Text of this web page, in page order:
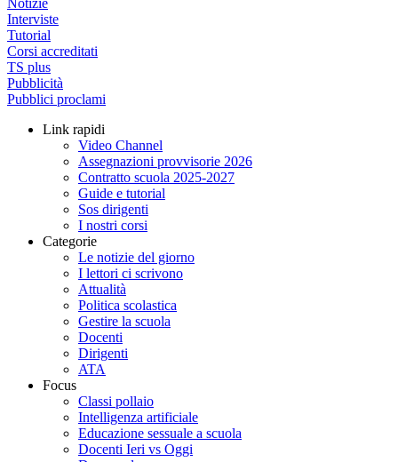
Notizie
Interviste
Tutorial
Corsi accreditati
TS plus
Pubblicità
Pubblici proclami
Link rapidi
Video Channel
Assegnazioni provvisorie 2026
Contratto scuola 2025-2027
Guide e tutorial
Sos dirigenti
I nostri corsi
Categorie
Le notizie del giorno
I lettori ci scrivono
Attualità
Politica scolastica
Gestire la scuola
Docenti
Dirigenti
ATA
Focus
Classi pollaio
Intelligenza artificiale
Educazione sessuale a scuola
Docenti Ieri vs Oggi